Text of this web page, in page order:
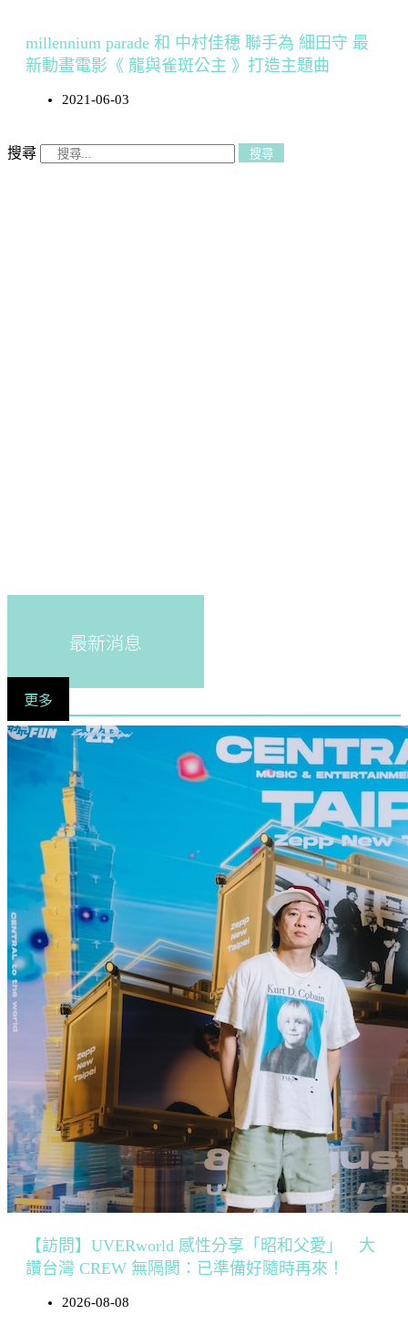
millennium parade 和 中村佳穂 聯手為 細田守 最
新動畫電影《 龍與雀斑公主 》打造主題曲
2021-06-03
搜尋 搜尋
最新消息
更多
【訪問】UVERworld 感性分享「昭和父愛」 大
讚台灣 CREW 無隔閡：已準備好隨時再來！
2026-08-08